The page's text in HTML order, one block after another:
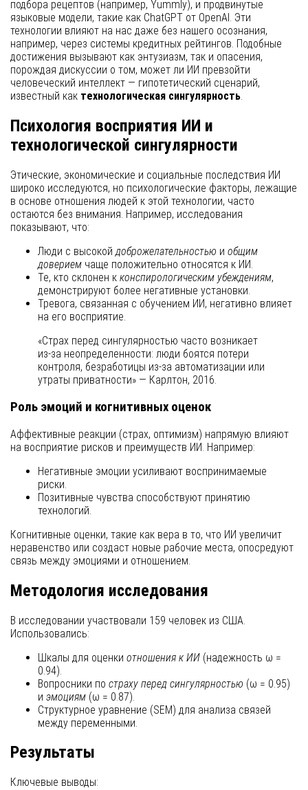
подбора рецептов (например, Yummly), и продвинутые
языковые модели, такие как ChatGPT от OpenAI. Эти
технологии влияют на нас даже без нашего осознания,
например, через системы кредитных рейтингов. Подобные
достижения вызывают как энтузиазм, так и опасения,
порождая дискуссии о том, может ли ИИ превзойти
человеческий интеллект — гипотетический сценарий,
известный как технологическая сингулярность.
Психология восприятия ИИ и
технологической сингулярности
Этические, экономические и социальные последствия ИИ
широко исследуются, но психологические факторы, лежащие
в основе отношения людей к этой технологии, часто
остаются без внимания. Например, исследования
показывают, что:
Люди с высокойдоброжелательностью и общим
доверием чаще положительно относятся к ИИ.
Те, кто склонен к конспирологическим убеждениям,
демонстрируют более негативные установки.
Тревога, связанная с обучением ИИ, негативно влияет
на его восприятие.
«Страх перед сингулярностью часто возникает
из-за неопределенности: люди боятся потери
контроля, безработицы из-за автоматизации или
утраты приватности» — Карлтон, 2016.
Роль эмоций и когнитивных оценок
Аффективные реакции (страх, оптимизм) напрямую влияют
на восприятие рисков и преимуществ ИИ. Например:
Негативные эмоции усиливают воспринимаемые
риски.
Позитивные чувства способствуют принятию
технологий.
Когнитивные оценки, такие как вера в то, что ИИ увеличит
неравенство или создаст новые рабочие места, опосредуют
связь между эмоциями и отношением.
Методология исследования
В исследовании участвовали 159 человек из США.
Использовались:
Шкалы для оценки отношения к ИИ (надежность ω =
0.94).
Вопросники по страху перед сингулярностью (ω = 0.95)
и эмоциям (ω = 0.87).
Структурное уравнение (SEM) для анализа связей
между переменными.
Результаты
Ключевые выводы: